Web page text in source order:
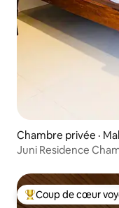
Chambre privée ·
Juni Residence
Coup de cœur
Coup de cœur